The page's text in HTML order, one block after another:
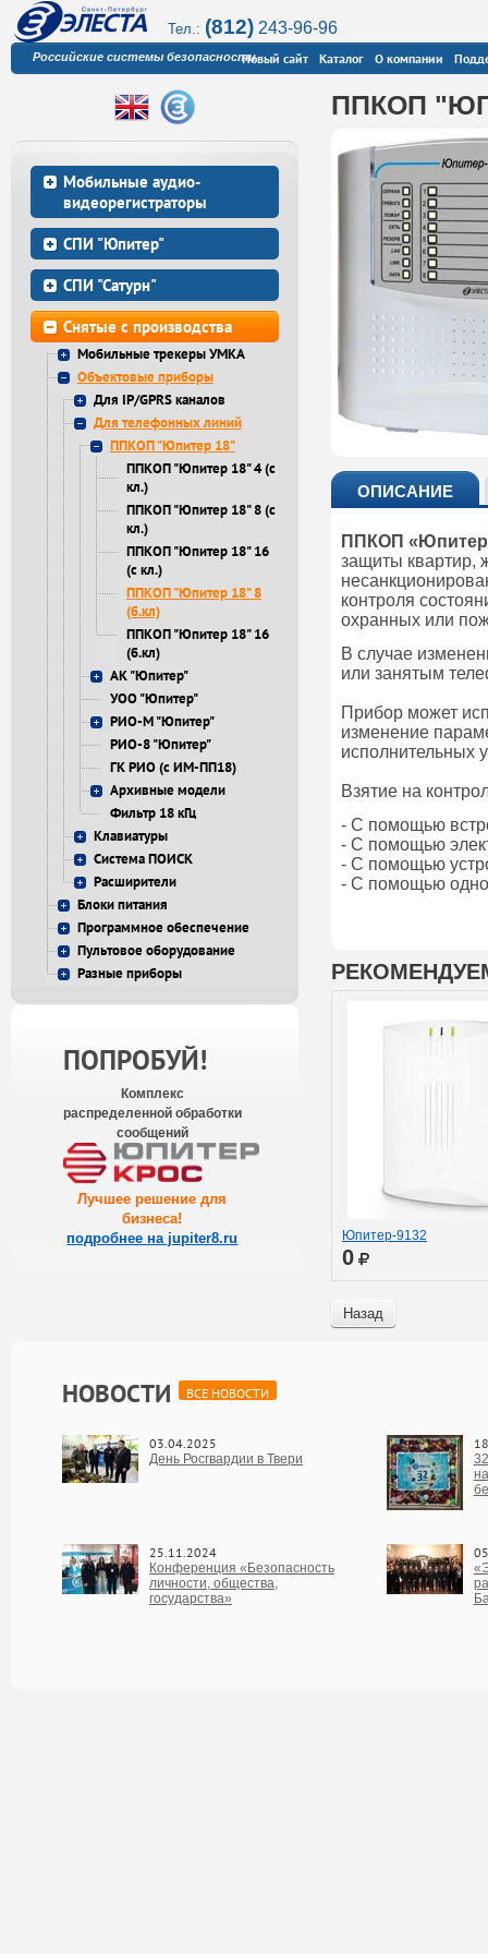
Тел.: (812) 243-96-96
Российские системы безопасностиНовый сайт Каталог О компании
ППКОП
ОПИСАНИЕ
ППКОП «Юпитер
защиты квартир,
контроля
охранных или
В случае
или занятым
Прибор может
изменение
исполнительных
Взятие на
- C помощью
- С помощью
- С помощью
- С помощью
Юпитер-9132
0
Назад
Мобильные аудио-
видеорегистраторы
СПИ "Юпитер"
СПИ "Сатурн"
Снятые с производства
Мобильные трекеры УМКА
Объектовые приборы
Для IP/GPRS каналов
Для телефонных линий
ППКОП "Юпитер 18"
ППКОП "Юпитер 18" 4 (с
кл.)
ППКОП "Юпитер 18" 8 (с
кл.)
ППКОП "Юпитер 18" 16
(с кл.)
ППКОП "Юпитер 18" 8
(б.кл)
ППКОП "Юпитер 18" 16
(б.кл)
АК "Юпитер"
УОО "Юпитер"
РИО-М "Юпитер"
РИО-8 "Юпитер"
ГК РИО (с ИМ-ПП18)
Архивные модели
Фильтр 18 кГц
Клавиатуры
Система ПОИСК
Расширители
Блоки питания
Программное обеспечение
Пультовое оборудование
Разные приборы
ПОПРОБУЙ!
Комплекс
распределенной обработки
сообщений
Лучшее решение для
бизнеса!
подробнее на jupiter8.ru
НОВОСТИ ВСЕ НОВОСТИ
03.04.2025
День Росгвардии в Твери
25.11.2024
Конференция «Безопасность
личности, общества,
государства»